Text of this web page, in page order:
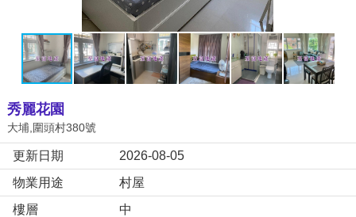
秀麗花園
大埔,圍頭村380號
更新日期
2026-08-05
物業用途
村屋
樓層
中